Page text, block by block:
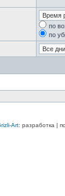
по
по
Art: разработка |